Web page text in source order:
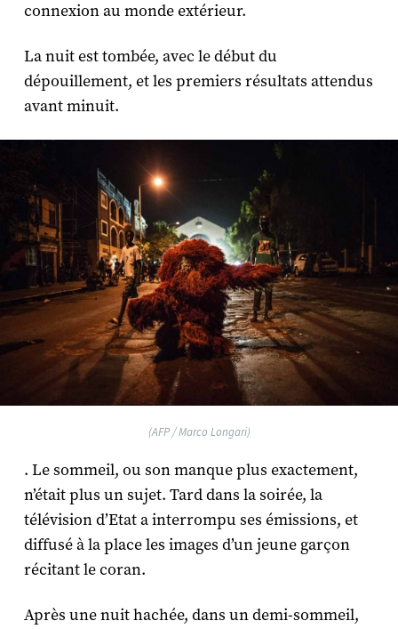
connexion au monde extérieur.
La nuit est tombée, avec le début du
dépouillement, et les premiers résultats attendus
avant minuit.
(AFP / Marco Longari)
. Le sommeil, ou son manque plus exactement,
n’était plus un sujet. Tard dans la soirée, la
télévision d’Etat a interrompu ses émissions, et
diffusé à la place les images d’un jeune garçon
récitant le coran.
Après une nuit hachée, dans un demi-sommeil,